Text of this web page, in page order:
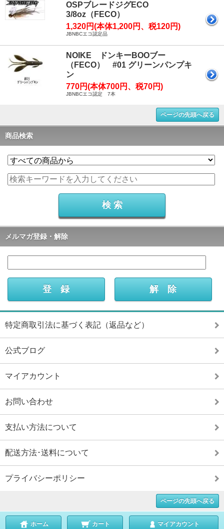
OSPブレードジグECO
3/8oz（FECO）
1,320円(本体1,200円、税120円)
JBNBCエコ認定品
NOIKE ドンキーBOOブー
（FECO） #01 グリーンパンプキ
ン
770円(本体700円、税70円)
JBNBCエコ認定 7本
ページの先頭へ戻る
商品検索
メルマガ登録・解除
特定商取引法に基づく表記（返品など）
公式ブログ
マイアカウント
お問い合わせ
支払い方法について
配送方法･送料について
プライバシーポリシー
ページの先頭へ戻る
ホーム カート マイアカウント